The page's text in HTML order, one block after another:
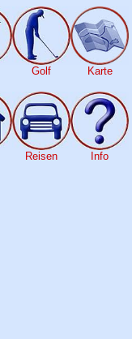
Golf Karte
Reisen Info